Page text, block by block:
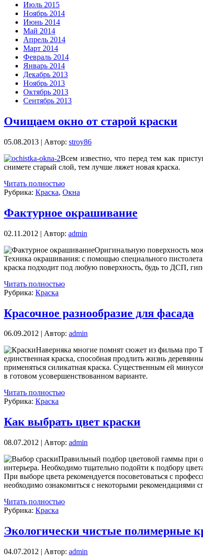
Июль 2015
Ноябрь 2014
Июнь 2014
Май 2014
Апрель 2014
Март 2014
Февраль 2014
Январь 2014
Декабрь 2013
Ноябрь 2013
Октябрь 2013
Сентябрь 2013
Очищаем окно от старой краски
05.08.2013 | Автор: stroy86
Всем известно, что перед тем как
снимете старый слой, тем лучше ляжет новая краска.
Читать полностью
Рубрика: Краска, Окна
Фактурное окрашивание
02.11.2012 | Автор: admin
Оригинальную поверхность
Техника окрашивания: с помощью специального
краска подходит под любую поверхность, будь то ДСП,
Читать полностью
Рубрика: Краска
Красочное разнообразие для фасада
06.09.2012 | Автор: admin
Наверняка многие помнят сюжет из фильма про
единственная краска, способная продлить жизнь
применяться силикатная краска. Существенным ей
в готовом усовершенствованном варианте.
Читать полностью
Рубрика: Краска
Как выбрать цвет краски
08.07.2012 | Автор: admin
Правильный подбор цветовой гаммы при
интерьера. Необходимо тщательно подойти к подбору
При выборе цвета рекомендуется посоветоваться с
необходимо ознакомиться с некоторыми рекомендациями
Читать полностью
Рубрика: Краска
Экологически чистые полимерные
04.07.2012 | Автор: admin